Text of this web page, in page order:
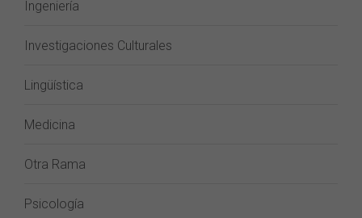
Ingeniería
Investigaciones Culturales
Lingüística
Medicina
Otra Rama
Psicología